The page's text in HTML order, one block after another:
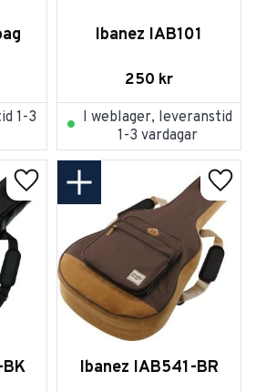
1-3
Ibanez IAB101
250 kr
I weblager, leveranstid
1-3 vardagar
Lägg till i favoriter
Ibanez IAB541-BR